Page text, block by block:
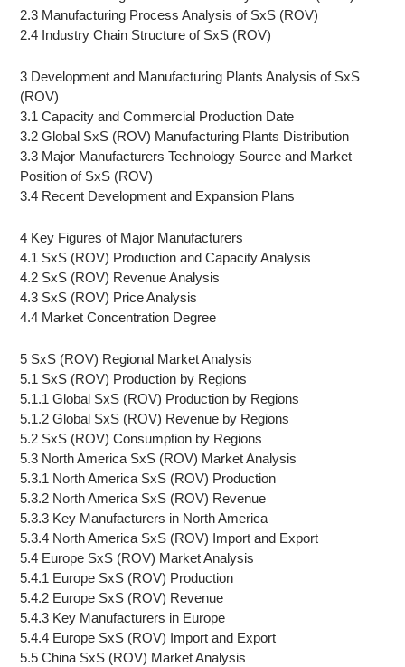
2.3 Manufacturing Process Analysis of SxS (ROV)
2.4 Industry Chain Structure of SxS (ROV)
3 Development and Manufacturing Plants Analysis of SxS
(ROV)
3.1 Capacity and Commercial Production Date
3.2 Global SxS (ROV) Manufacturing Plants Distribution
3.3 Major Manufacturers Technology Source and Market
Position of SxS (ROV)
3.4 Recent Development and Expansion Plans
4 Key Figures of Major Manufacturers
4.1 SxS (ROV) Production and Capacity Analysis
4.2 SxS (ROV) Revenue Analysis
4.3 SxS (ROV) Price Analysis
4.4 Market Concentration Degree
5 SxS (ROV) Regional Market Analysis
5.1 SxS (ROV) Production by Regions
5.1.1 Global SxS (ROV) Production by Regions
5.1.2 Global SxS (ROV) Revenue by Regions
5.2 SxS (ROV) Consumption by Regions
5.3 North America SxS (ROV) Market Analysis
5.3.1 North America SxS (ROV) Production
5.3.2 North America SxS (ROV) Revenue
5.3.3 Key Manufacturers in North America
5.3.4 North America SxS (ROV) Import and Export
5.4 Europe SxS (ROV) Market Analysis
5.4.1 Europe SxS (ROV) Production
5.4.2 Europe SxS (ROV) Revenue
5.4.3 Key Manufacturers in Europe
5.4.4 Europe SxS (ROV) Import and Export
5.5 China SxS (ROV) Market Analysis